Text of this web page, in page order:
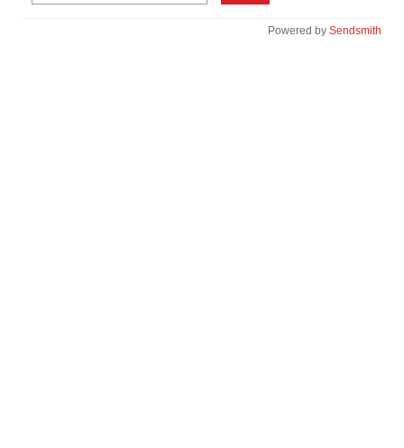
Powered by Sendsmith